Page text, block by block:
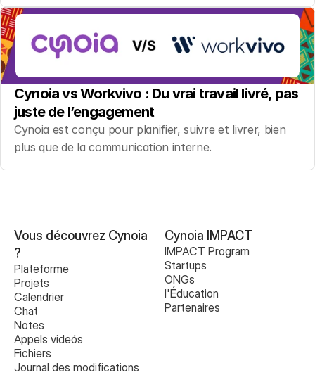
Cynoia vs Workvivo : Du vrai travail livré, pas
juste de l’engagement
Cynoia est conçu pour planifier, suivre et livrer, bien
plus que de la communication interne.
Vous découvrez Cynoia
?
Plateforme
Projets
Calendrier
Chat
Notes
Appels videós
Fichiers
Journal des modifications
Cynoia IMPACT
IMPACT Program
Startups
ONGs
l'Éducation
Partenaires